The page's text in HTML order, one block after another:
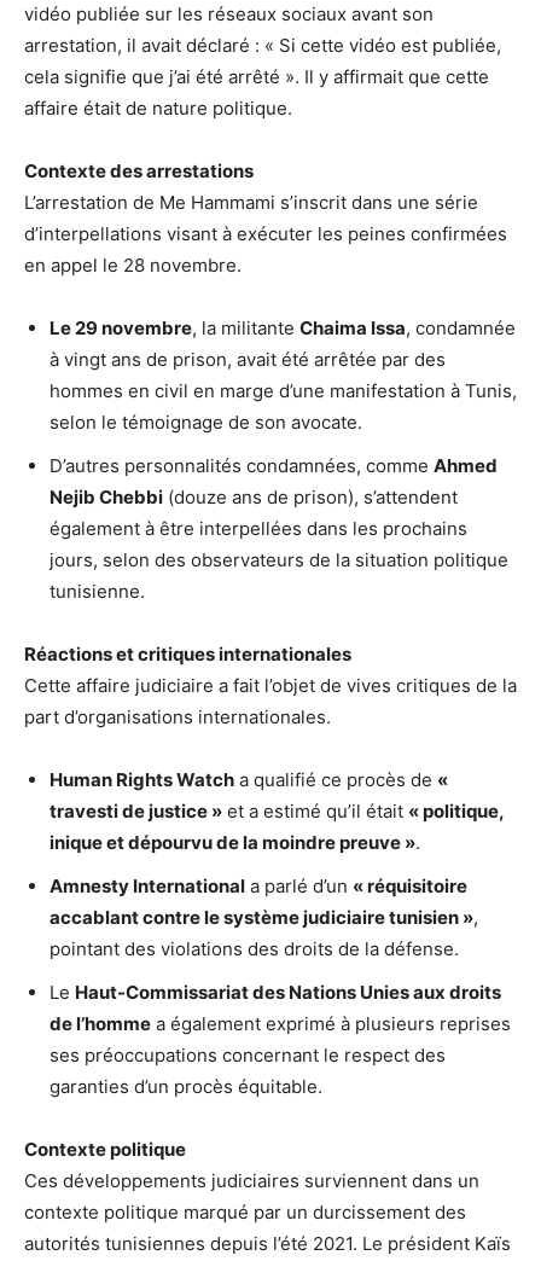
vidéo publiée sur les réseaux sociaux avant son
arrestation, il avait déclaré : « Si cette vidéo est publiée,
cela signifie que j’ai été arrêté ». Il y affirmait que cette
affaire était de nature politique.
Contexte des arrestations
L’arrestation de Me Hammami s’inscrit dans une série
d’interpellations visant à exécuter les peines confirmées
en appel le 28 novembre.
Le 29 novembre, la militante Chaima Issa, condamnée
à vingt ans de prison, avait été arrêtée par des
hommes en civil en marge d’une manifestation à Tunis,
selon le témoignage de son avocate.
D’autres personnalités condamnées, comme Ahmed
Nejib Chebbi (douze ans de prison), s’attendent
également à être interpellées dans les prochains
jours, selon des observateurs de la situation politique
tunisienne.
Réactions et critiques internationales
Cette affaire judiciaire a fait l’objet de vives critiques de la
part d’organisations internationales.
Human Rights Watch a qualifié ce procès de «
travesti de justice » et a estimé qu’il était « politique,
inique et dépourvu de la moindre preuve ».
Amnesty International a parlé d’un « réquisitoire
accablant contre le système judiciaire tunisien »,
pointant des violations des droits de la défense.
Le Haut-Commissariat des Nations Unies aux droits
de l’homme a également exprimé à plusieurs reprises
ses préoccupations concernant le respect des
garanties d’un procès équitable.
Contexte politique
Ces développements judiciaires surviennent dans un
contexte politique marqué par un durcissement des
autorités tunisiennes depuis l’été 2021. Le président Kaïs